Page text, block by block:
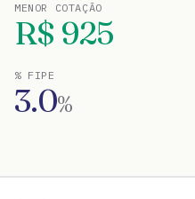
MENOR COTAÇÃO
R$ 925
% FIPE
3.0%